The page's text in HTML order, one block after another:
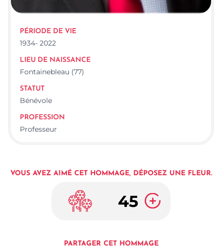
PÉRIODE DE VIE
1934- 2022
LIEU DE NAISSANCE
Fontainebleau (77)
STATUT
Bénévole
PROFESSION
Professeur
VOUS AVEZ AIMÉ CET HOMMAGE, DÉPOSEZ UNE FLEUR.
45
PARTAGER CET HOMMAGE